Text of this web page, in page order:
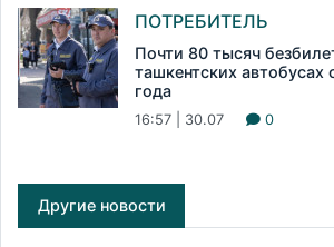
ПОТРЕБИТЕЛЬ
Почти 80 тысяч
ташкентских автобусах
года
16:57 | 30.07 0
Другие новости